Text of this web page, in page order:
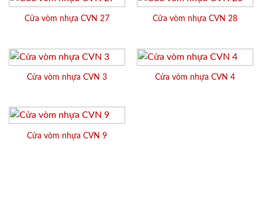
Cửa vòm nhựa CVN 27 Cửa vòm nhựa CVN 28
Cửa vòm nhựa CVN 3 Cửa vòm nhựa CVN 4
Cửa vòm nhựa CVN 9